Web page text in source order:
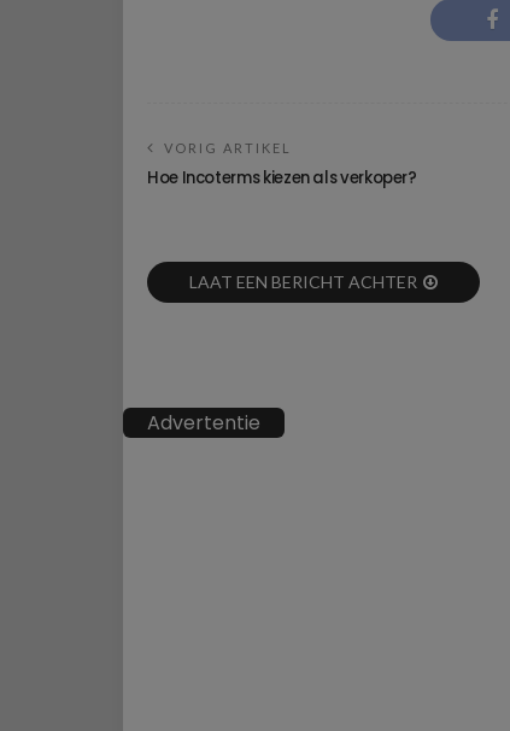
VORIG ARTIKEL
Hoe Incoterms kiezen als verkoper?
LAAT EEN BERICHT ACHTER
Advertentie